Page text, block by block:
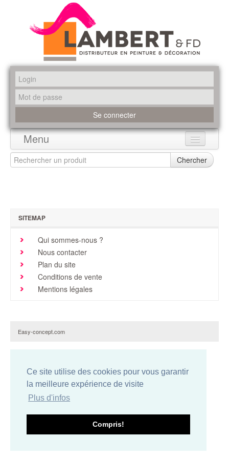
Ce site utilise des cookies pour vous garantir
la meilleure expérience de visite
Plus d'infos
Compris!
Menu
Accueil
Promotions
Brochures & Tarifs
Actualités
Dépôts
Chercher
SITEMAP
Qui sommes-nous ?
Nous contacter
Plan du site
Conditions de vente
Mentions légales
Easy-concept.com